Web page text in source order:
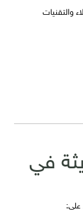
والتقنيات
في